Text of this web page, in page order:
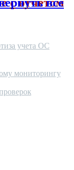
учета ОС
мониторингу